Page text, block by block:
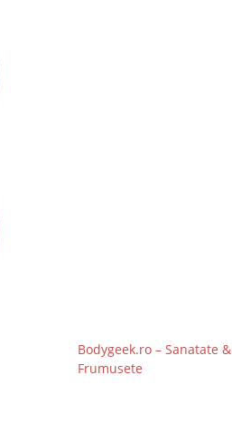
Bodygeek.ro – Sanatate &
Frumusete